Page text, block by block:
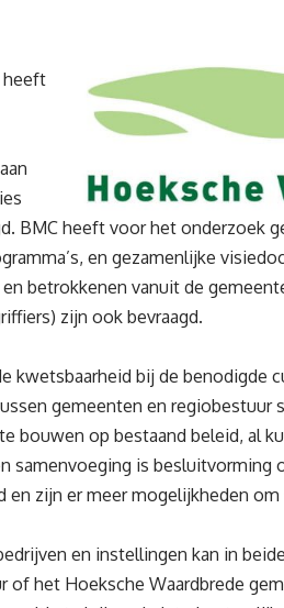
heeft
BMC heeft voor het onderzoek
en gezamenlijke
betrokkenen vanuit de
zijn ook bevraagd.
kwetsbaarheid bij de benodigde
gemeenten en regiobestuur
bouwen op bestaand beleid, al
samenvoeging is besluitvorming
zijn er meer mogelijkheden om
en instellingen kan in
het Hoeksche Waardbrede